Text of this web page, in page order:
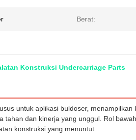
Berat:
Konstruksi Undercarriage Parts
untuk aplikasi buldoser,
tahan dan kinerja yang unggul. Rol
konstruksi yang menuntut.